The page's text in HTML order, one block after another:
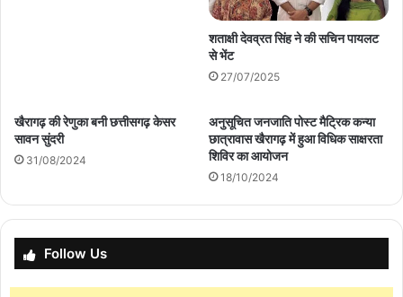
शताक्षी देवव्रत सिंह ने की सचिन पायलट
से भेंट
27/07/2025
खैरागढ़ की रेणुका बनी छत्तीसगढ़ केसर
सावन सुंदरी
31/08/2024
अनुसूचित जनजाति पोस्ट मैट्रिक कन्या
छात्रावास खैरागढ़ में हुआ विधिक साक्षरता
शिविर का आयोजन
18/10/2024
Follow Us